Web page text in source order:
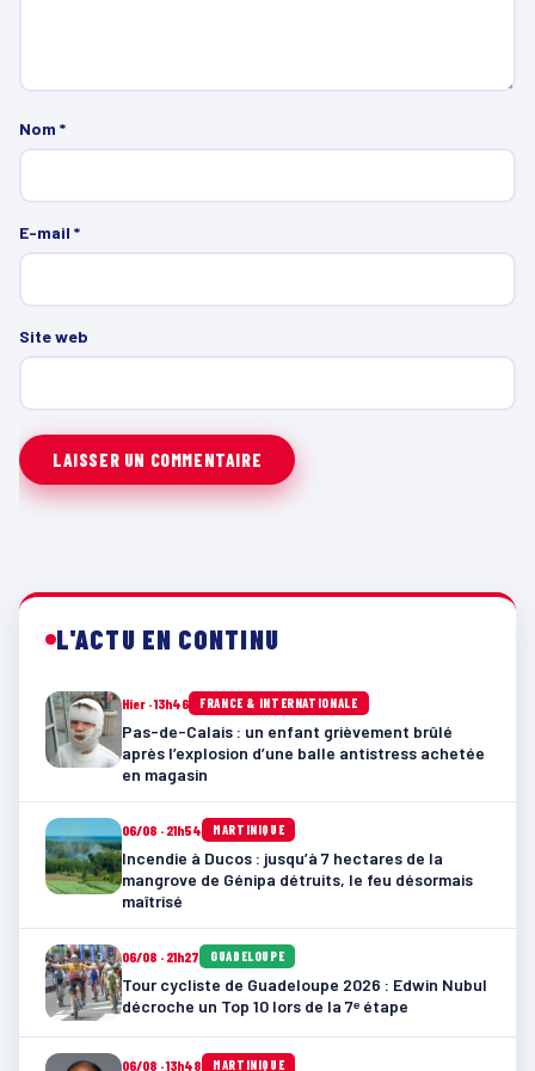
Nom *
E-mail *
Site web
L'ACTU EN CONTINU
Hier · 13h46 FRANCE & INTERNATIONALE
Pas-de-Calais : un enfant grièvement brûlé
après l’explosion d’une balle antistress achetée
en magasin
06/08 · 21h54 MARTINIQUE
Incendie à Ducos : jusqu’à 7 hectares de la
mangrove de Génipa détruits, le feu désormais
maîtrisé
06/08 · 21h27 GUADELOUPE
Tour cycliste de Guadeloupe 2026 : Edwin Nubul
décroche un Top 10 lors de la 7ᵉ étape
06/08 · 13h48 MARTINIQUE